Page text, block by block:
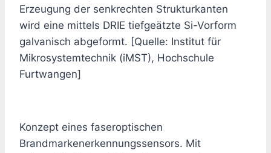
Erzeugung der senkrechten Strukturkanten
wird eine mittels DRIE tiefgeätzte Si-Vorform
galvanisch abgeformt. [Quelle: Institut für
Mikrosystemtechnik (iMST), Hochschule
Furtwangen]
Konzept eines faseroptischen
Brandmarkenerkennungssensors. Mit